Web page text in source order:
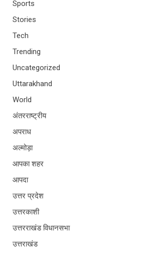
Sports
Stories
Tech
Trending
Uncategorized
Uttarakhand
World
अंतरराष्ट्रीय
अपराध
अल्मोड़ा
आपका शहर
आपदा
उत्तर प्रदेश
उत्तरकाशी
उत्तरराखंड विधानसभा
उत्तराखंड